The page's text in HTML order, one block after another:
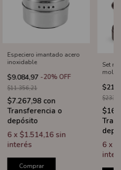
Especiero imantado acero
inoxidable
$9.084,97 -20% OFF
$11.356,21
$7.267,98 con
Transferencia o
depósito
6 x $1.514,16 sin
interés
Comprar
Set
6 x